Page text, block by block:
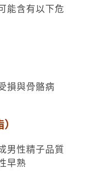
能含有以下危
損與骨骼病
男性精子品質
早熟